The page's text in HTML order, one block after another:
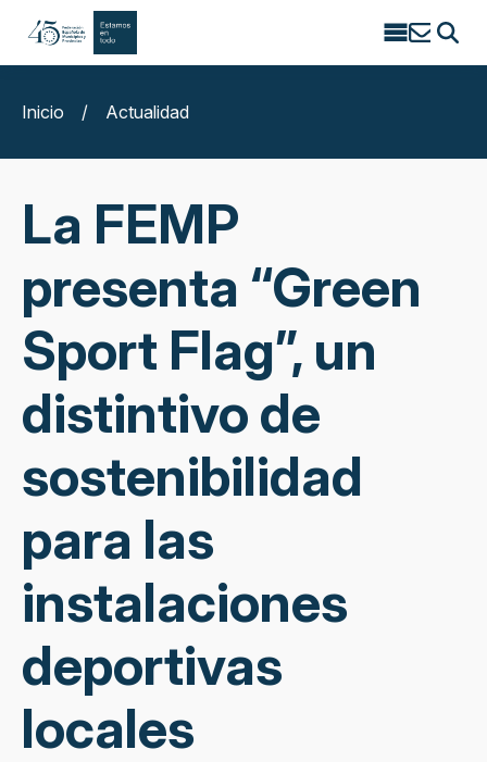
Search
Inicio
/ Actualidad
La FEMP
presenta “Green
Sport Flag”, un
distintivo de
sostenibilidad
para las
instalaciones
deportivas
locales